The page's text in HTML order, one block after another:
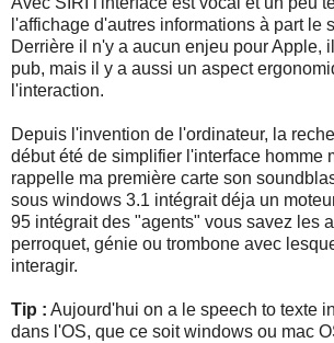
l'affichage d'autres informations à part le
Derrière il n'y a aucun enjeu pour Apple,
pub, mais il y a aussi un aspect
l'interaction.
Depuis l'invention de l'ordinateur, la
début été de simplifier l'interface homme
rappelle ma première carte son
sous windows 3.1 intégrait déja un
95 intégrait des "agents" vous savez les
perroquet, génie ou trombone avec
interagir.
Tip : Aujourd'hui on a le speech to texte
dans l'OS, que ce soit windows ou mac